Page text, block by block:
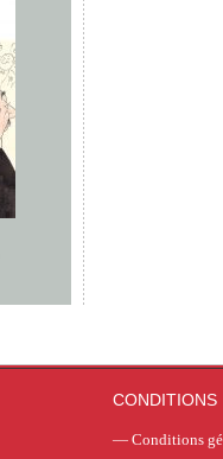
CONDITIONS
— Conditions